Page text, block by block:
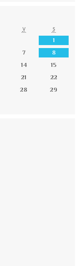
V S
1
7
8
14
15
21
22
28
29